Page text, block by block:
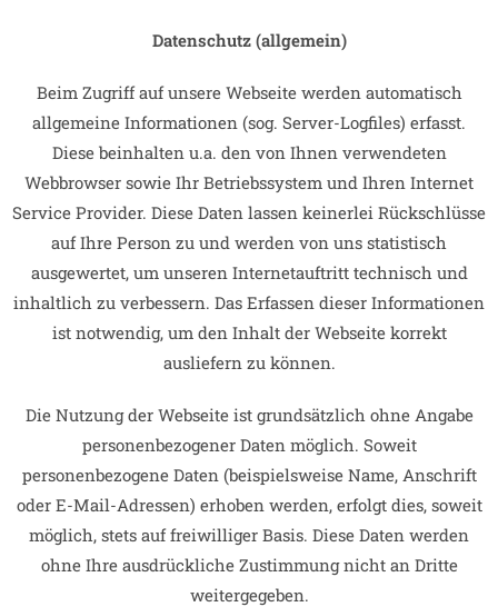
Datenschutz (allgemein)
Beim Zugriff auf unsere Webseite werden automatisch
allgemeine Informationen (sog. Server-Logfiles) erfasst.
Diese beinhalten u.a. den von Ihnen verwendeten
Webbrowser sowie Ihr Betriebssystem und Ihren Internet
Service Provider. Diese Daten lassen keinerlei Rückschlüsse
auf Ihre Person zu und werden von uns statistisch
ausgewertet, um unseren Internetauftritt technisch und
inhaltlich zu verbessern. Das Erfassen dieser Informationen
ist notwendig, um den Inhalt der Webseite korrekt
ausliefern zu können.
Die Nutzung der Webseite ist grundsätzlich ohne Angabe
personenbezogener Daten möglich. Soweit
personenbezogene Daten (beispielsweise Name, Anschrift
oder E-Mail-Adressen) erhoben werden, erfolgt dies, soweit
möglich, stets auf freiwilliger Basis. Diese Daten werden
ohne Ihre ausdrückliche Zustimmung nicht an Dritte
weitergegeben.